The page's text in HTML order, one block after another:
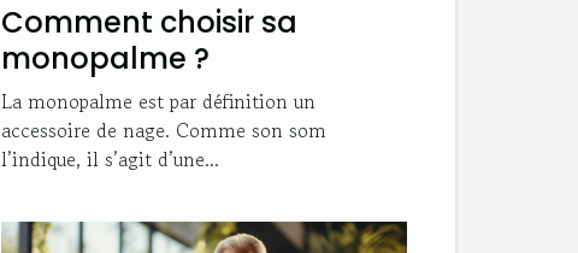
Comment choisir sa
monopalme ?
La monopalme est par définition un
accessoire de nage. Comme son som
l’indique, il s’agit d’une...